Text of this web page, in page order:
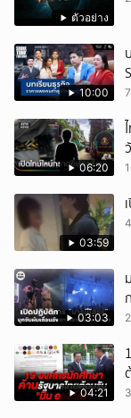
ตัวอย่าง
10:00
06:20
03:59
03:03
04:21